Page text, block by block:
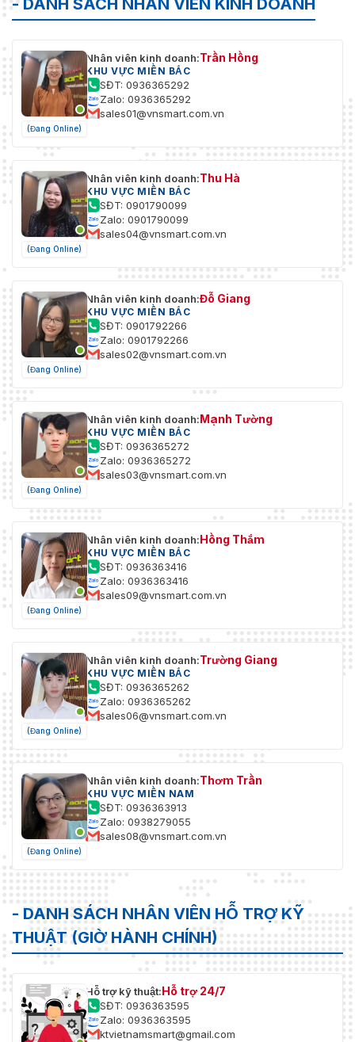
- DANH SÁCH NHÂN VIÊN KINH DOANH
(Đang Online)
Nhân viên kinh doanh:Trần Hồng
KHU VỰC MIỀN BẮC
SĐT: 0936365292
Zalo: 0936365292
sales01@vnsmart.com.vn
(Đang Online)
Nhân viên kinh doanh:Thu Hà
KHU VỰC MIỀN BẮC
SĐT: 0901790099
Zalo: 0901790099
sales04@vnsmart.com.vn
(Đang Online)
Nhân viên kinh doanh:Đỗ Giang
KHU VỰC MIỀN BẮC
SĐT: 0901792266
Zalo: 0901792266
sales02@vnsmart.com.vn
(Đang Online)
Nhân viên kinh doanh:Mạnh Tường
KHU VỰC MIỀN BẮC
SĐT: 0936365272
Zalo: 0936365272
sales03@vnsmart.com.vn
(Đang Online)
Nhân viên kinh doanh:Hồng Thắm
KHU VỰC MIỀN BẮC
SĐT: 0936363416
Zalo: 0936363416
sales09@vnsmart.com.vn
(Đang Online)
Nhân viên kinh doanh:Trường Giang
KHU VỰC MIỀN BẮC
SĐT: 0936365262
Zalo: 0936365262
sales06@vnsmart.com.vn
(Đang Online)
Nhân viên kinh doanh:Thơm Trần
KHU VỰC MIỀN NAM
SĐT: 0936363913
Zalo: 0938279055
sales08@vnsmart.com.vn
- DANH SÁCH NHÂN VIÊN HỖ TRỢ KỸ
THUẬT (GIỜ HÀNH CHÍNH)
Hỗ trợ kỹ thuật:Hỗ trợ 24/7
SĐT: 0936363595
Zalo: 0936363595
ktvietnamsmart@gmail.com